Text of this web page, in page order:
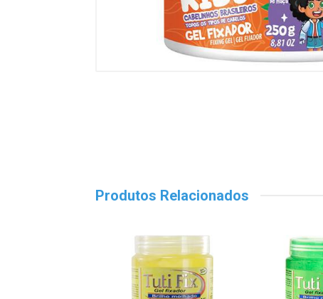
Produtos Relacionados